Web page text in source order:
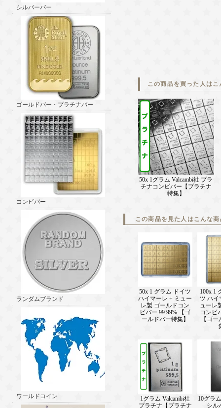
シルバーバー
ゴールドバー・プラチナバー
コンビバー
ランダムブランド
ワールドコイン
この商品を買った人は
50x 1グラム Valcambi社 プラ
チナコンビバー【プラチナ
特集】
この商品を見た人はこんな
50x 1 グラム ドイツ
ハイマーレ + ミュー
レ製 ゴールドコン
ビバー 99.99% 【ゴ
ールドバー特集】
100x 1
ツ ハイ
ューレ
コンビ
【ゴ
1グラム Valcambi社
プラチナ【プラチナ
10グラ
シル